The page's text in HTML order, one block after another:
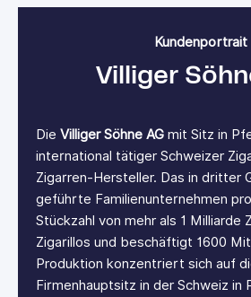
Kundenportrait
Villiger
Die Villiger Söhne AG mit Sitz in
international tätiger Schweizer
Zigarren-Hersteller. Das in dritter
geführte Familienunternehmen
Stückzahl von mehr als 1 Milliarde
Zigarillos und beschäftigt 1600
Produktion konzentriert sich auf
Firmenhauptsitz in der Schweiz in